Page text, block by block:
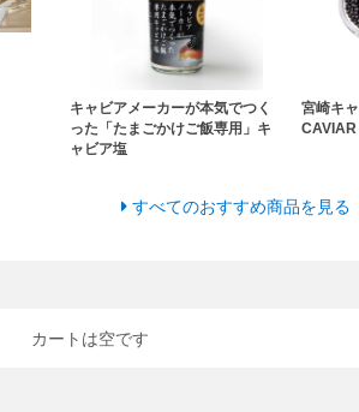
キャビアメーカーが本気でつく
った「たまごかけご飯専用」キ
ャビア塩
宮崎キ
CAVIAR
すべてのおすすめ商品を見る
カートは空です